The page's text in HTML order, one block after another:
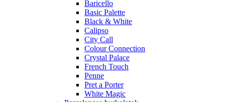
Baricello
Basic Palette
Black & White
Calipso
City Call
Colour Connection
Crystal Palace
French Touch
Penne
Pret a Porter
White Magic